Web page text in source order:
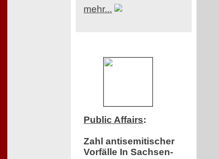
mehr...
Public Affairs:
Zahl antisemitischer
Vorfälle In Sachsen-